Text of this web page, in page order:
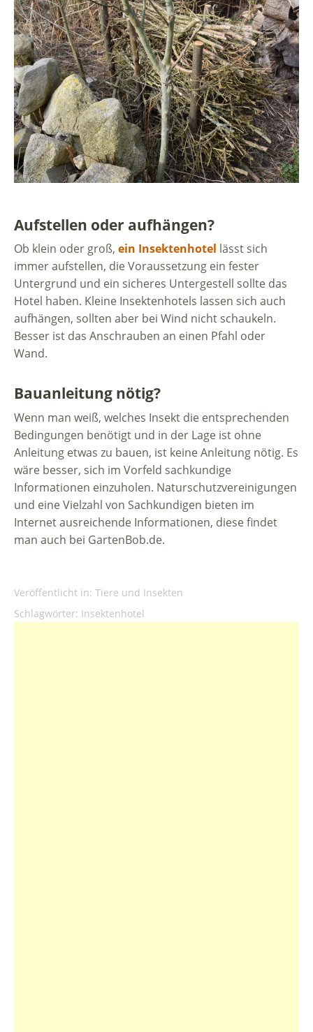
Aufstellen oder aufhängen?
Ob klein oder groß, ein Insektenhotel lässt sich
immer aufstellen, die Voraussetzung ein fester
Untergrund und ein sicheres Untergestell sollte das
Hotel haben. Kleine Insektenhotels lassen sich auch
aufhängen, sollten aber bei Wind nicht schaukeln.
Besser ist das Anschrauben an einen Pfahl oder
Wand.
Bauanleitung nötig?
Wenn man weiß, welches Insekt die entsprechenden
Bedingungen benötigt und in der Lage ist ohne
Anleitung etwas zu bauen, ist keine Anleitung nötig. Es
wäre besser, sich im Vorfeld sachkundige
Informationen einzuholen. Naturschutzvereinigungen
und eine Vielzahl von Sachkundigen bieten im
Internet ausreichende Informationen, diese findet
man auch bei GartenBob.de.
Veröffentlicht in: Tiere und Insekten
Schlagwörter: Insektenhotel